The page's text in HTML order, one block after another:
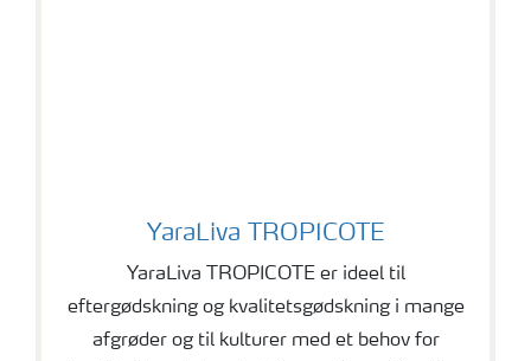
YaraLiva TROPICOTE
YaraLiva TROPICOTE er ideel til
eftergødskning og kvalitetsgødskning i mange
afgrøder og til kulturer med et behov for